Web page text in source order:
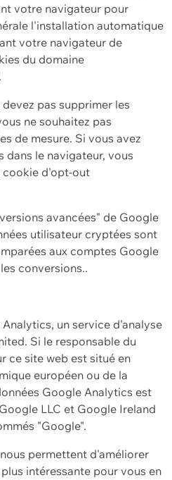
votre navigateur pour
l'installation automatique
votre navigateur de
du domaine
pas supprimer les
ne souhaitez pas
de mesure. Si vous avez
le navigateur, vous
cookie d'opt-out
avancées" de Google
utilisateur cryptées sont
aux comptes Google
conversions..
un service d'analyse
Si le responsable du
ce site web est situé en
européen ou de la
Google Analytics est
LLC et Google Ireland
"Google".
permettent d'améliorer
intéressante pour vous en